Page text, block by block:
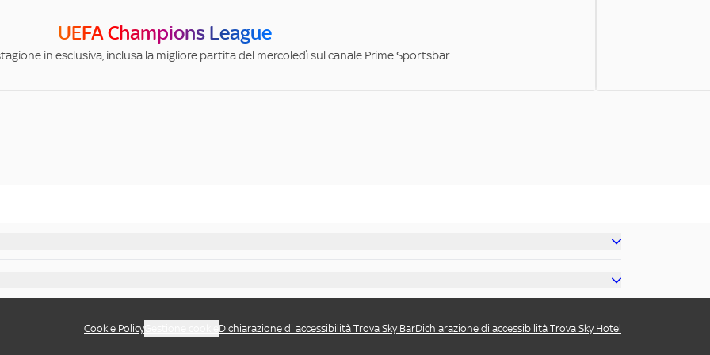
UEFA Champions League
in esclusiva, inclusa la migliore partita del mercoledì sul canale Prime Sportsbar
Cookie Policy Dichiarazione di accessibilità Trova Sky BarDichiarazione di accessibilità Trova Sky Hotel